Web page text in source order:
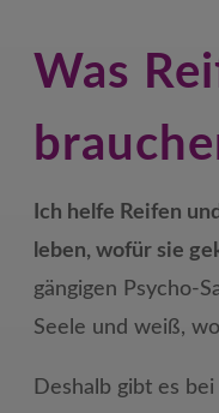
Was
Ich helfe Reifen
leben, wofür sie
gängigen Psycho-
Seele und weiß,
Deshalb gibt es